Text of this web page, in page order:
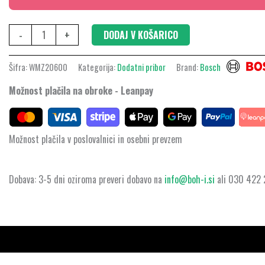
- + DODAJ V KOŠARICO
Šifra:WMZ20600 Kategorija:Dodatni pribor Brand:Bosch
Možnost plačila na obroke - Leanpay
Možnost plačila v poslovalnici in osebni prevzem
Dobava: 3-5 dni oziroma preveri dobavo na info@boh-i.si ali 030 422